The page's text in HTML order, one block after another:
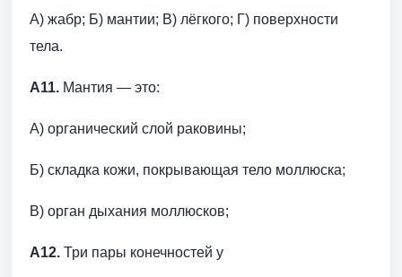
А) жабр; Б) мантии; В) лёгкого; Г) поверхности
тела.
А11. Мантия — это:
А) органический слой раковины;
Б) складка кожи, покрывающая тело моллюска;
В) орган дыхания моллюсков;
А12. Три пары конечностей у